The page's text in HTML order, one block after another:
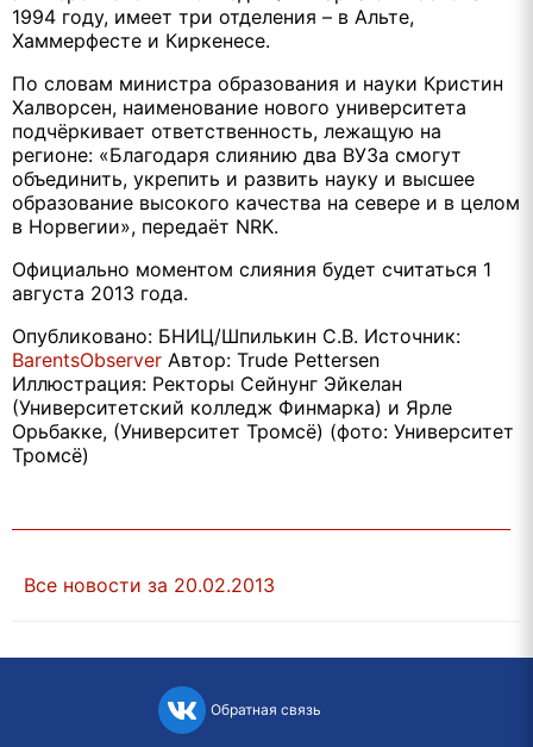
1994 году, имеет три отделения – в Альте,
Хаммерфесте и Киркенесе.
По словам министра образования и науки Кристин
Халворсен, наименование нового университета
подчёркивает ответственность, лежащую на
регионе: «Благодаря слиянию два ВУЗа смогут
объединить, укрепить и развить науку и высшее
образование высокого качества на севере и в целом
в Норвегии», передаёт NRK.
Официально моментом слияния будет считаться 1
августа 2013 года.
Опубликовано: БНИЦ/Шпилькин С.В. Источник:
BarentsObserver Автор: Trude Pettersen
Иллюстрация: Ректоры Сейнунг Эйкелан
(Университетский колледж Финмарка) и Ярле
Орьбакке, (Университет Тромсё) (фото: Университет
Тромсё)
Все новости за 20.02.2013
Обратная связь